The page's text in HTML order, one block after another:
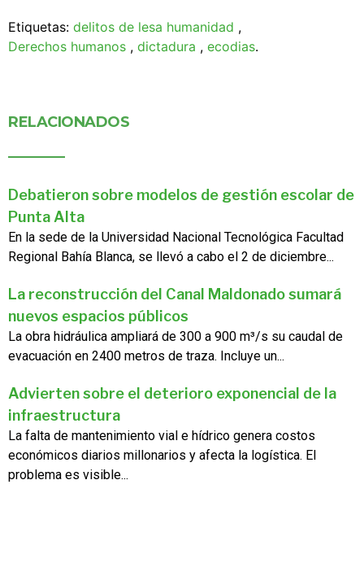
Etiquetas: delitos de lesa humanidad ,
Derechos humanos , dictadura , ecodias.
RELACIONADOS
Debatieron sobre modelos de gestión escolar de
Punta Alta
En la sede de la Universidad Nacional Tecnológica Facultad
Regional Bahía Blanca, se llevó a cabo el 2 de diciembre...
La reconstrucción del Canal Maldonado sumará
nuevos espacios públicos
La obra hidráulica ampliará de 300 a 900 m³/s su caudal de
evacuación en 2400 metros de traza. Incluye un...
Advierten sobre el deterioro exponencial de la
infraestructura
La falta de mantenimiento vial e hídrico genera costos
económicos diarios millonarios y afecta la logística. El
problema es visible...